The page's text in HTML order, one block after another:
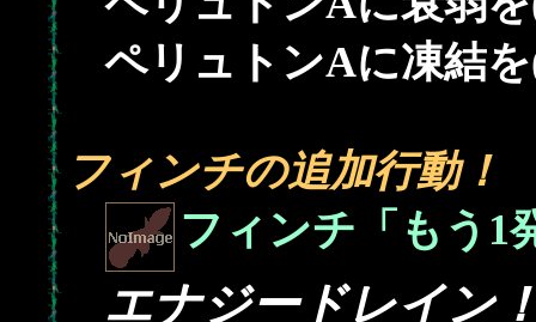
ペリュトンAに凍結
フィンチの追加行動！
フィンチ「もう1
エナジードレイン